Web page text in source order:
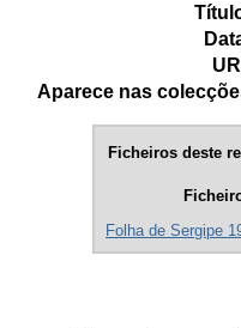
Aparece nas
Ficheiros deste
Folha de Sergipe